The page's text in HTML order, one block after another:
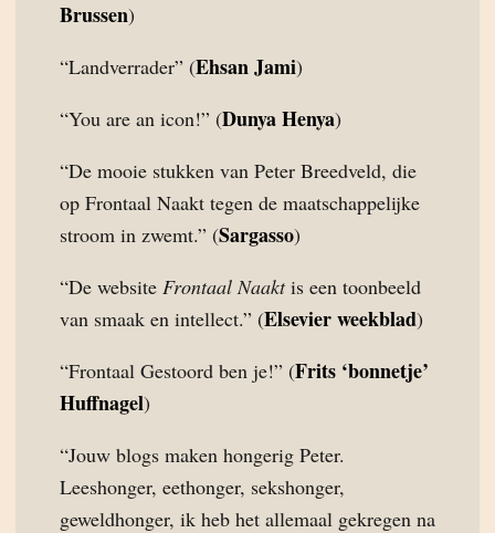
Brussen)
“Landverrader” (Ehsan Jami)
“You are an icon!” (Dunya Henya)
“De mooie stukken van Peter Breedveld, die
op Frontaal Naakt tegen de maatschappelijke
stroom in zwemt.” (Sargasso)
“De website Frontaal Naaktis een toonbeeld
van smaak en intellect.” (Elsevier weekblad)
“Frontaal Gestoord ben je!” (Frits ‘bonnetje’
Huffnagel)
“Jouw blogs maken hongerig Peter.
Leeshonger, eethonger, sekshonger,
geweldhonger, ik heb het allemaal gekregen na